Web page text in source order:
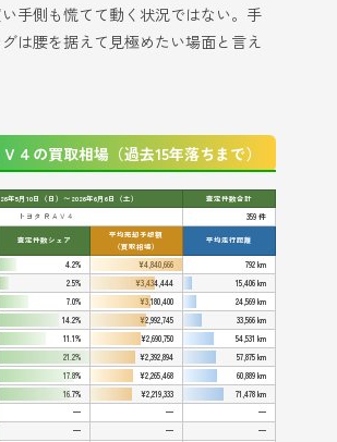
手側も慌てて動く状況ではない。手
は腰を据えて見極めたい場面と言え
４の買取相場（過去15年落ちまで）
年5月10日（日）〜2026年6月6日（土）
査定件数合計
トヨタ ＲＡＶ４
359 件
査定件数シェア
平均売却予想額
（買取相場）
平均走行距離
4.2% ¥4,840,666
792 km
2.5% ¥3,434,444
15,406 km
7.0% ¥3,180,400
24,569 km
14.2% ¥2,992,745
33,566 km
11.1% ¥2,690,750
54,531 km
21.2% ¥2,392,894
57,875 km
17.8% ¥2,265,468
60,889 km
16.7% ¥2,219,333
71,478 km
— —
—
— —
—